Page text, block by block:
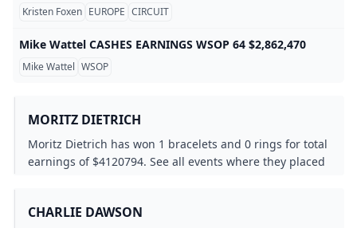
Kristen Foxen EUROPE CIRCUIT
Mike Wattel CASHES EARNINGS WSOP 64 $2,862,470
Mike Wattel WSOP
MORITZ DIETRICH
Moritz Dietrich has won 1 bracelets and 0 rings for total
earnings of $4120794. See all events where they placed
CHARLIE DAWSON